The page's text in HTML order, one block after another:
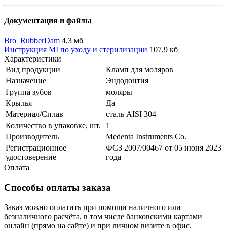
Документация и файлы
Bro_RubberDam 4,3 мб
Инструкция MI по уходу и стерилизации 107,9 кб
Характеристики
Вид продукции
Кламп для моляров
Назначение
Эндодонтия
Группа зубов
моляры
Крылья
Да
Материал/Сплав
сталь AISI 304
Количество в упаковке, шт.
1
Производитель
Medenta Instruments Co.
Регистрационное
удостоверение
ФСЗ 2007/00467 от 05 июня 2023
года
Оплата
Способы оплаты заказа
Заказ можно оплатить при помощи наличного или
безналичного расчёта, в том числе банковскими картами
онлайн (прямо на сайте) и при личном визите в офис.